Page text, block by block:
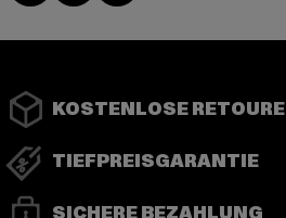
KOSTENLOSE RETOURE
TIEFPREISGARANTIE